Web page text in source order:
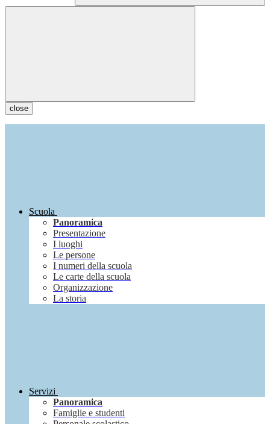
close
Scuola
Panoramica
Presentazione
I luoghi
Le persone
I numeri della scuola
Le carte della scuola
Organizzazione
La storia
Servizi
Panoramica
Famiglie e studenti